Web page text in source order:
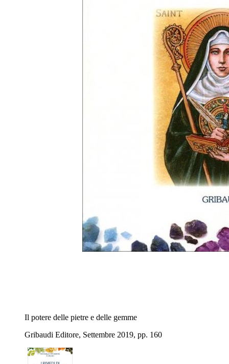
Il potere delle pietre e delle gemme
Gribaudi Editore, Settembre 2019, pp. 160